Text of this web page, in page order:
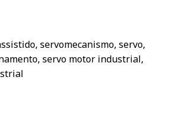
servomecanismo, servo,
servo motor industrial,